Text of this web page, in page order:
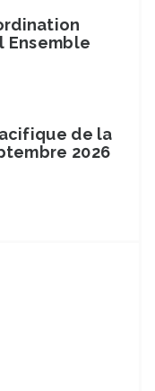
Ensemble
de la
2026